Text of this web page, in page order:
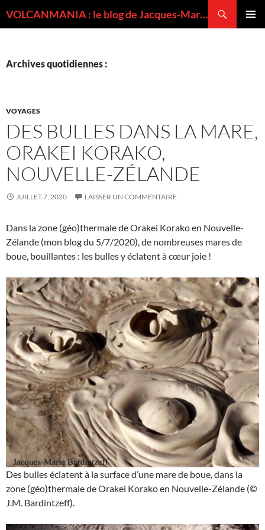
VOLCANMANIA : le blog de Jacques-Marie BARDINTZEFF, volcanologue
Archives quotidiennes :
VOYAGES
DES BULLES DANS LA MARE,
ORAKEI KORAKO,
NOUVELLE-ZÉLANDE
JUILLET 7, 2020 LAISSER UN COMMENTAIRE
Dans la zone (géo)thermale de Orakei Korako en Nouvelle-
Zélande (mon blog du 5/7/2020), de nombreuses mares de
boue, bouillantes : les bulles y éclatent à cœur joie !
Des bulles éclatent à la surface d’une mare de boue, dans la
zone (géo)thermale de Orakei Korako en Nouvelle-Zélande (©
J.M. Bardintzeff).